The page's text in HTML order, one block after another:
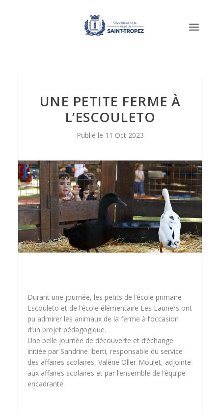
UNE PETITE FERME À
L’ESCOULETO
11 Oct 2023
Durant une journée, les petits de l’école primaire
Escouleto et de l’école élémentaire Les Lauriers ont
pu admirer les animaux de la ferme à l’occasion
d’un projet pédagogique.
Une belle journée de découverte et d’échange
initiée par Sandrine Iberti, responsable du service
des affaires scolaires, Valérie Oller-Moulet, adjointe
aux affaires scolaires et par l’ensemble de l’équipe
encadrante.